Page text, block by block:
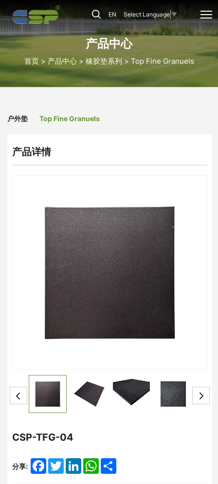
EN Select Language ▼
CSP-
TFG-
04
产品中心
首页 产品中心 橡胶垫系列 Top Fine Granuels
户外垫 Top Fine Granuels
产品详情
CSP-TFG-04
分享: Facebook
TwitterLinkedInWhatsApp